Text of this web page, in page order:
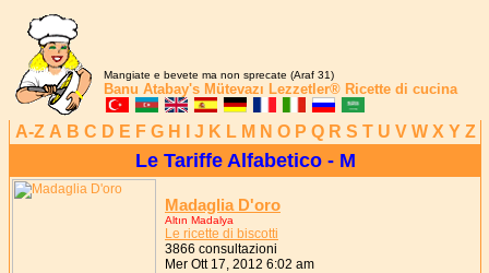
Mangiate e bevete ma non sprecate (Araf 31)
Banu Atabay's Mütevazı Lezzetler® Ricette di cucina
A-Z A B C D E F G H J K L M N O P Q R S T U V W X Y Z
Le Tariffe Alfabetico - M
Madaglia D'oro
Altın Madalya
Le ricette di biscotti
3866 consultazioni
Mer Ott 17, 2012 6:02 am